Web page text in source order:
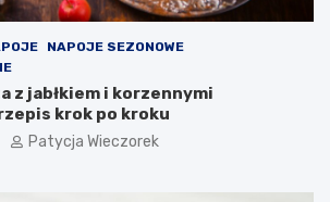
NAPOJE SEZONOWE
z jabłkiem i korzennymi
krok po kroku
Patycja Wieczorek